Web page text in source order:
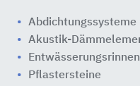
Abdichtungssysteme
Akustik-
Entwässerungsrinnen
Pflastersteine